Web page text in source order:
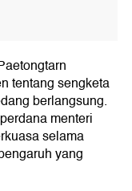
tentang sengketa
berlangsung.
menteri
selama
yang